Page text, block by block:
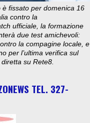
fissato per domenica 16
contro la
ufficiale, la formazione
due test amichevoli:
la compagine locale, e
per l’ultima verifica sul
su Rete8.
TEL. 327-